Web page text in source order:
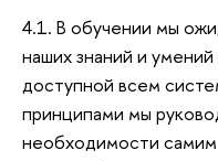
4.1. В обучении мы
наших знаний и
доступной всем
принципами мы
необходимости самим